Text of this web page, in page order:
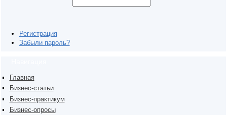
Регистрация
Забыли пароль?
Главная
Бизнес-статьи
Бизнес-практикум
Бизнес-опросы